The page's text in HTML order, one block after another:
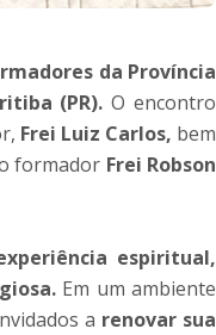
da Província
(PR). O encontro
Frei Luiz Carlos, bem
formador Frei Robson
espiritual,
Em um ambiente
a renovar sua